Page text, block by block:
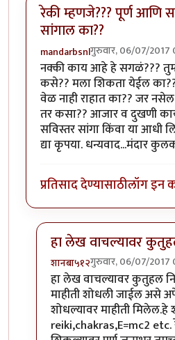
रेकी म्हणजे??? पूर्ण आणि
सांगाल का??
mandarbsnlगुरुवार, 06/07/2017
नक्की काय आहे हे सगळं???
कसे?? मला शिकता येईल
वेळ नाही राहात का?? जर
तर कसा?? आजार व दुखणी
सविस्तर सांगा किंवा या आधी
द्या कृपया. धन्यवाद...मंदार
प्रतिसाद देण्यासाठीलॉग इन
हा लेख वाचल्यावर
शानबा५१२गुरुवार, 06/07/2017
In reply toरेकी म्हणजे???
हा लेख वाचल्यावर कुतुहल
माहीती शोधली जाईल असे
शोधल्यावर माहीती मिलेल.हे
reiki,chakras,E=mc2